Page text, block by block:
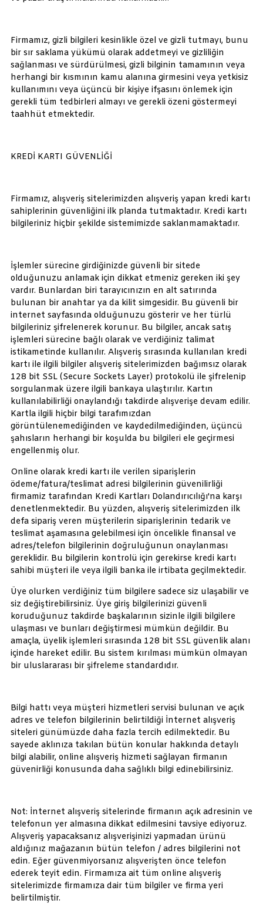
Firmamız, gizli bilgileri kesinlikle özel ve gizli tutmayı, bunu
bir sır saklama yükümü olarak addetmeyi ve gizliliğin
sağlanması ve sürdürülmesi, gizli bilginin tamamının veya
herhangi bir kısmının kamu alanına girmesini veya yetkisiz
kullanımını veya üçüncü bir kişiye ifşasını önlemek için
gerekli tüm tedbirleri almayı ve gerekli özeni göstermeyi
taahhüt etmektedir.
KREDİ KARTI GÜVENLİĞİ
Firmamız, alışveriş sitelerimizden alışveriş yapan kredi kartı
sahiplerinin güvenliğini ilk planda tutmaktadır. Kredi kartı
bilgileriniz hiçbir şekilde sistemimizde saklanmamaktadır.
İşlemler sürecine girdiğinizde güvenli bir sitede
olduğunuzu anlamak için dikkat etmeniz gereken iki şey
vardır. Bunlardan biri tarayıcınızın en alt satırında
bulunan bir anahtar ya da kilit simgesidir. Bu güvenli bir
internet sayfasında olduğunuzu gösterir ve her türlü
bilgileriniz şifrelenerek korunur. Bu bilgiler, ancak satış
işlemleri sürecine bağlı olarak ve verdiğiniz talimat
istikametinde kullanılır. Alışveriş sırasında kullanılan kredi
kartı ile ilgili bilgiler alışveriş sitelerimizden bağımsız olarak
128 bit SSL (Secure Sockets Layer) protokolü ile şifrelenip
sorgulanmak üzere ilgili bankaya ulaştırılır. Kartın
kullanılabilirliği onaylandığı takdirde alışverişe devam edilir.
Kartla ilgili hiçbir bilgi tarafımızdan
görüntülenemediğinden ve kaydedilmediğinden, üçüncü
şahısların herhangi bir koşulda bu bilgileri ele geçirmesi
engellenmiş olur.
Online olarak kredi kartı ile verilen siparişlerin
ödeme/fatura/teslimat adresi bilgilerinin güvenilirliği
firmamiz tarafından Kredi Kartları Dolandırıcılığı'na karşı
denetlenmektedir. Bu yüzden, alışveriş sitelerimizden ilk
defa sipariş veren müşterilerin siparişlerinin tedarik ve
teslimat aşamasına gelebilmesi için öncelikle finansal ve
adres/telefon bilgilerinin doğruluğunun onaylanması
gereklidir. Bu bilgilerin kontrolü için gerekirse kredi kartı
sahibi müşteri ile veya ilgili banka ile irtibata geçilmektedir.
Üye olurken verdiğiniz tüm bilgilere sadece siz ulaşabilir ve
siz değiştirebilirsiniz. Üye giriş bilgilerinizi güvenli
koruduğunuz takdirde başkalarının sizinle ilgili bilgilere
ulaşması ve bunları değiştirmesi mümkün değildir. Bu
amaçla, üyelik işlemleri sırasında 128 bit SSL güvenlik alanı
içinde hareket edilir. Bu sistem kırılması mümkün olmayan
bir uluslararası bir şifreleme standardıdır.
Bilgi hattı veya müşteri hizmetleri servisi bulunan ve açık
adres ve telefon bilgilerinin belirtildiği İnternet alışveriş
siteleri günümüzde daha fazla tercih edilmektedir. Bu
sayede aklınıza takılan bütün konular hakkında detaylı
bilgi alabilir, online alışveriş hizmeti sağlayan firmanın
güvenirliği konusunda daha sağlıklı bilgi edinebilirsiniz.
Not: İnternet alışveriş sitelerinde firmanın açık adresinin ve
telefonun yer almasına dikkat edilmesini tavsiye ediyoruz.
Alışveriş yapacaksanız alışverişinizi yapmadan ürünü
aldığınız mağazanın bütün telefon / adres bilgilerini not
edin. Eğer güvenmiyorsanız alışverişten önce telefon
ederek teyit edin. Firmamıza ait tüm online alışveriş
sitelerimizde firmamıza dair tüm bilgiler ve firma yeri
belirtilmiştir.